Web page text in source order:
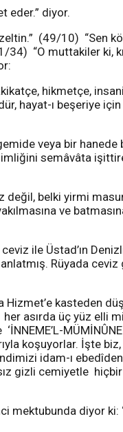
eder.” diyor.
(49/10) “Sen
34) “O muttakiler ki,
hikmetçe,
hayat-ı beşeriye
veya bir
semâvâta
belki yirmi
ve
ile Üstad’ın
Rüyada
kasteden
asırda üç yüz elli
koşuyorlar. İşte
idam-ı
gizli cemiyetle
diyor ki: